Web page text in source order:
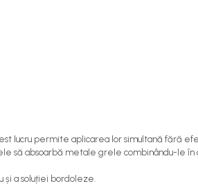
lucru permite aplicarea lor simultană fără
absoarbă metale grele combinându-le în
și a soluției bordoleze.